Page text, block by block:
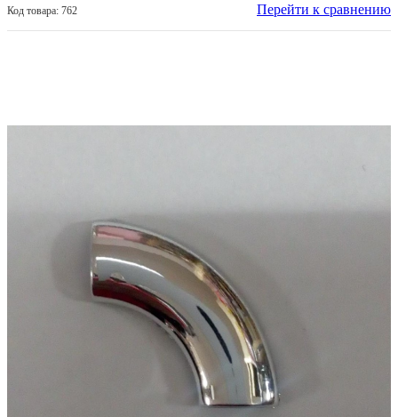
Код товара: 762 Перейти к сравнению